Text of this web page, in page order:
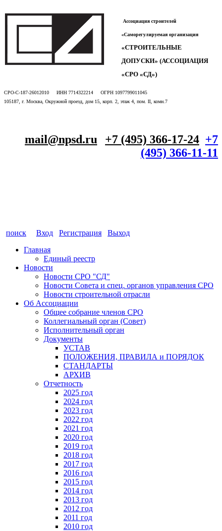
Ассоциация строителей
«Саморегулируемая организация
«СТРОИТЕЛЬНЫЕ
ДОПУСКИ» (АССОЦИАЦИЯ
«СРО «СД»)
СРО-С-187-26012010 ИНН 7714322214 ОГРН 1097799011045
105187, г. Москва, Окружной проезд, дом 15, корп. 2, этаж 4, пом. II, комн.7
mail@npsd.ru +7 (495) 366-17-24 +7
(495) 366-11-11
поиск Вход Регистрация
Выход
Главная
Единый реестр
Новости
Новости СРО "СД"
Новости Совета и спец. органов управления СРО
Новости строительной отрасли
Об Ассоциации
Общее собрание членов СРО
Коллегиальный орган (Совет)
Исполнительный орган
Документы
УСТАВ
ПОЛОЖЕНИЯ, ПРАВИЛА и ПОРЯДОК
СТАНДАРТЫ
АРХИВ
Отчетность
2025 год
2024 год
2023 год
2022 год
2021 год
2020 год
2019 год
2018 год
2017 год
2016 год
2015 год
2014 год
2013 год
2012 год
2011 год
2010 год